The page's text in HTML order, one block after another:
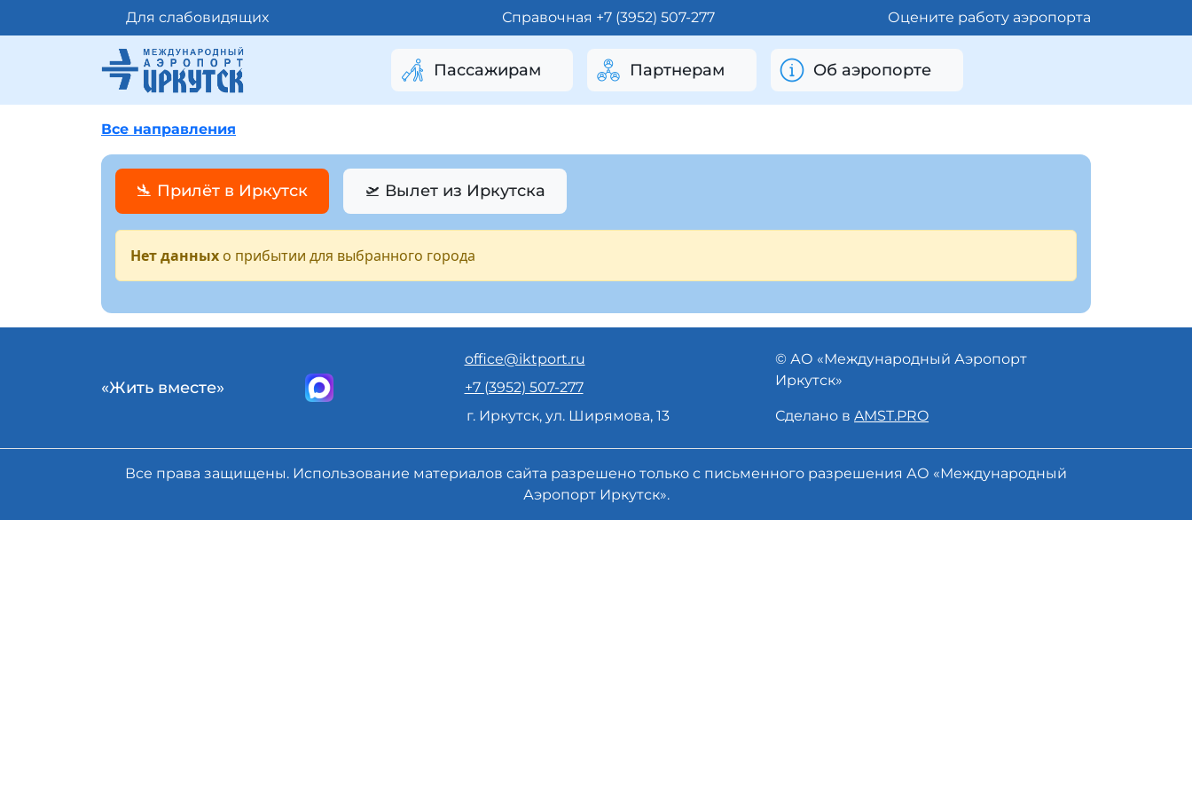
Для слабовидящих Справочная +7 (3952) 507-277 Оцените работу аэропорта
Пассажирам Партнерам Об аэропорте
Все направления
🛬 Прилёт в Иркутск 🛫 Вылет из Иркутска
Нет данных о прибытии для выбранного города
«Жить вместе»
office@iktport.ru
+7 (3952) 507-277
г. Иркутск, ул. Ширямова, 13
© АО «Международный Аэропорт
Иркутск»
Сделано в AMST.PRO
Все права защищены. Использование материалов сайта разрешено только с письменного разрешения АО «Международный
Аэропорт Иркутск».